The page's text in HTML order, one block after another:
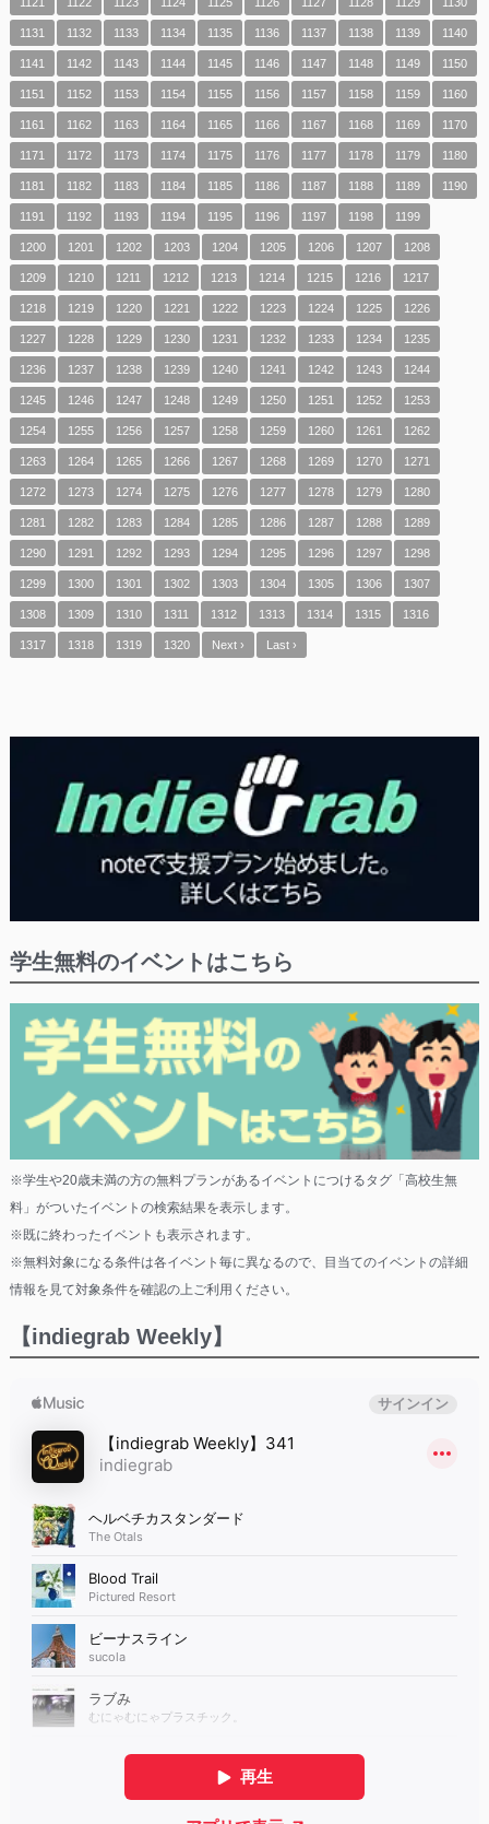
1131 1132 1133 1134 1135 1136 1137 1138 1139 1140
1141 1142 1143 1144 1145 1146 1147 1148 1149 1150
1151 1152 1153 1154 1155 1156 1157 1158 1159 1160
1161 1162 1163 1164 1165 1166 1167 1168 1169 1170
1171 1172 1173 1174 1175 1176 1177 1178 1179 1180
1181 1182 1183 1184 1185 1186 1187 1188 1189 1190
1191 1192 1193 1194 1195 1196 1197 1198 1199
1200 1201 1202 1203 1204 1205 1206 1207 1208
1209 1210 1211 1212 1213 1214 1215 1216 1217
1218 1219 1220 1221 1222 1223 1224 1225 1226
1227 1228 1229 1230 1231 1232 1233 1234 1235
1236 1237 1238 1239 1240 1241 1242 1243 1244
1245 1246 1247 1248 1249 1250 1251 1252 1253
1254 1255 1256 1257 1258 1259 1260 1261 1262
1263 1264 1265 1266 1267 1268 1269 1270 1271
1272 1273 1274 1275 1276 1277 1278 1279 1280
1281 1282 1283 1284 1285 1286 1287 1288 1289
1290 1291 1292 1293 1294 1295 1296 1297 1298
1299 1300 1301 1302 1303 1304 1305 1306 1307
1308 1309 1310 1311 1312 1313 1314 1315 1316
1317 1318 1319 1320 Next › Last ›
学生無料のイベントはこちら
※学生や20歳未満の方の無料プランがあるイベントにつけるタグ「高校生無
料」がついたイベントの検索結果を表示します。
※既に終わったイベントも表示されます。
※無料対象になる条件は各イベント毎に異なるので、目当てのイベントの詳細
情報を見て対象条件を確認の上ご利用ください。
【indiegrab Weekly】